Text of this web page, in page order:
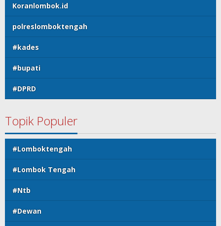
Koranlombok.id
polreslomboktengah
#kades
#bupati
#DPRD
Topik Populer
#Lomboktengah
#Lombok Tengah
#Ntb
#Dewan